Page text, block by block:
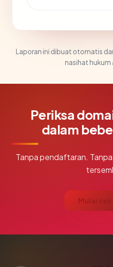
Laporan ini dibuat otomatis
nasihat hukum
Periksa
dalam
Tanpa pendaftaran.
Mulai cek